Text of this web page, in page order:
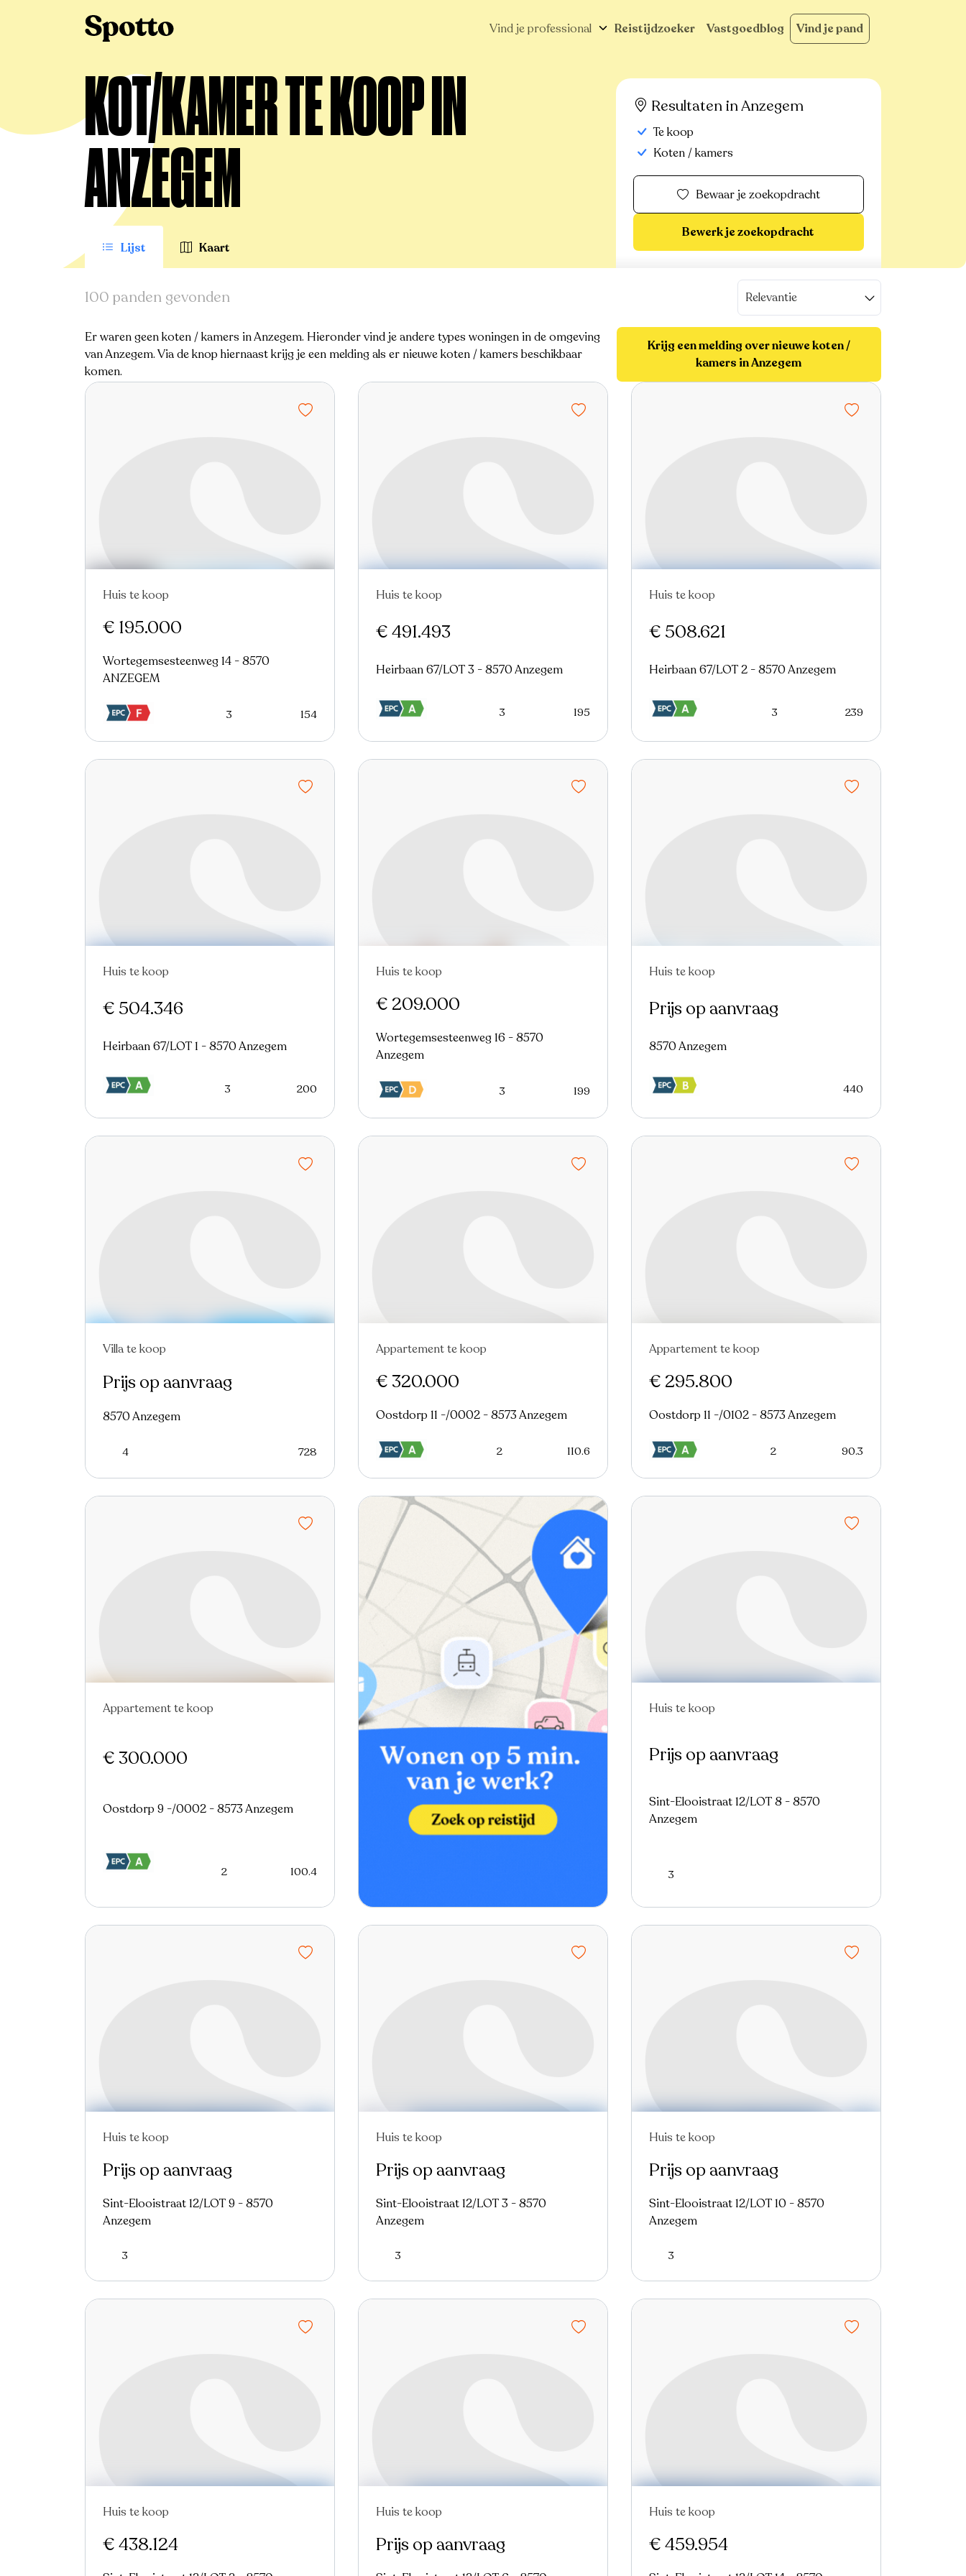
Vind je professional Reistijdzoeker Vastgoedblog Vind je pand
KOT/KAMER TE KOOP IN
ANZEGEM
Lijst Kaart
Resultaten in Anzegem
Te koop
Koten / kamers
Bewaar je zoekopdracht
Bewerk je zoekopdracht
100 panden gevonden Relevantie
Er waren geen koten / kamers in Anzegem. Hieronder vind je andere types woningen in de omgeving
van Anzegem. Via de knop hiernaast krijg je een melding als er nieuwe koten / kamers beschikbaar
komen.
Krijg een melding over nieuwe koten /
kamers in Anzegem
Nieuw
Huis te koop
€ 195.000
Wortegemsesteenweg 14 - 8570
ANZEGEM
3 154
Nieuw
Huis te koop
€ 491.493
Heirbaan 67/LOT 3 - 8570 Anzegem
3 195
Nieuw
Huis te koop
€ 508.621
Heirbaan 67/LOT 2 - 8570 Anzegem
3 239
Nieuw
Huis te koop
€ 504.346
Heirbaan 67/LOT 1 - 8570 Anzegem
3 200
Nieuw
Huis te koop
€ 209.000
Wortegemsesteenweg 16 - 8570
Anzegem
3 199
Huis te koop
Prijs op aanvraag
8570 Anzegem
440
Villa te koop
Prijs op aanvraag
8570 Anzegem
4 728
Appartement te koop
€ 320.000
Oostdorp 11 -/0002 - 8573 Anzegem
2 110.6
Appartement te koop
€ 295.800
Oostdorp 11 -/0102 - 8573 Anzegem
2 90.3
Appartement te koop
€ 300.000
Oostdorp 9 -/0002 - 8573 Anzegem
2 100.4
Huis te koop
Prijs op aanvraag
Sint-Elooistraat 12/LOT 8 - 8570
Anzegem
3
Huis te koop
Prijs op aanvraag
Sint-Elooistraat 12/LOT 9 - 8570
Anzegem
3
Huis te koop
Prijs op aanvraag
Sint-Elooistraat 12/LOT 3 - 8570
Anzegem
3
Huis te koop
Prijs op aanvraag
Sint-Elooistraat 12/LOT 10 - 8570
Anzegem
3
Huis te koop
€ 438.124
Huis te koop
Prijs op aanvraag
Huis te koop
€ 459.954